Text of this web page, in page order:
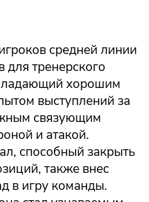
средней линии
тренерского
хорошим
выступлений за
связующим
и атакой.
способный закрыть
также внес
в игру команды.